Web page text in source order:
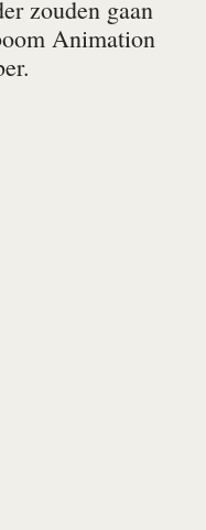
zouden gaan
Animation